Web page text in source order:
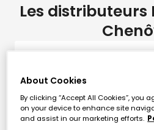
Les distributeurs
Liste
About Cookies
By clicking “Accept All Cookies”, you
on your device to enhance site
and assist in our marketing efforts.